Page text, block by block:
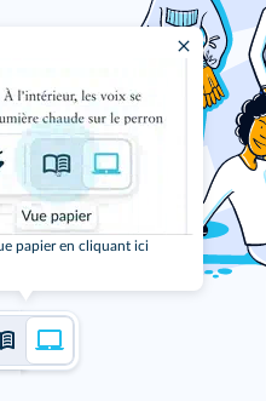
papier en cliquant ici